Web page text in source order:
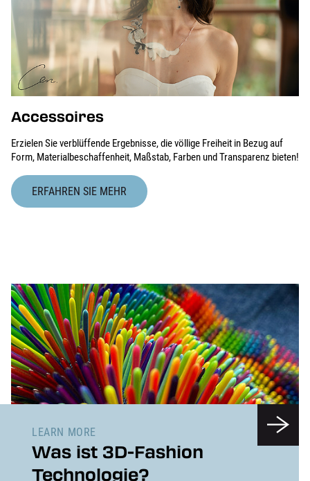
Accessoires
Erzielen Sie verblüffende Ergebnisse, die völlige Freiheit in Bezug auf
Form, Materialbeschaffenheit, Maßstab, Farben und Transparenz bieten!
ERFAHREN SIE MEHR
LEARN MORE
Was ist 3D-Fashion
Technologie?